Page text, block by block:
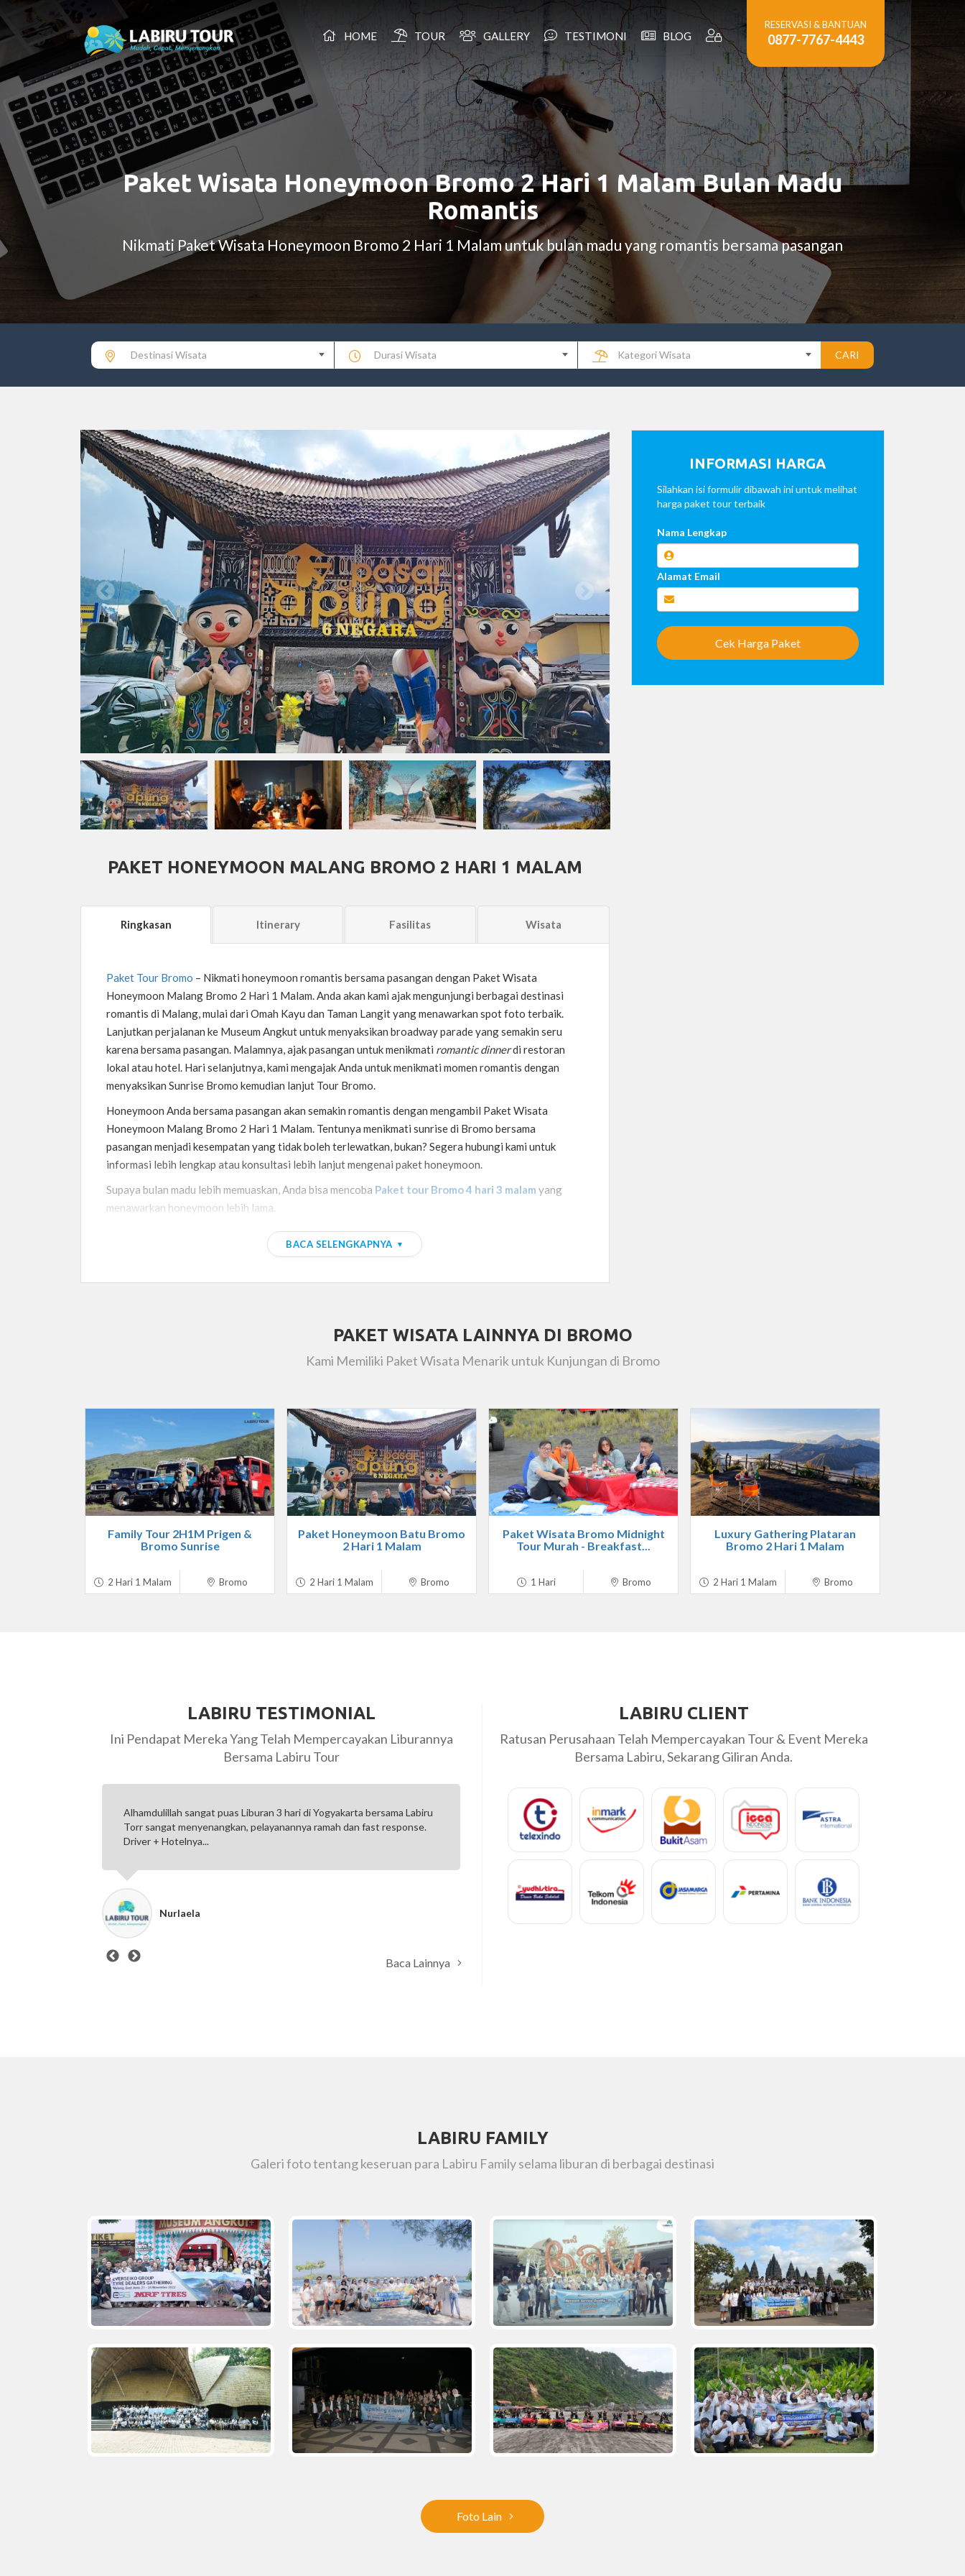
HOME TOUR GALLERY TESTIMONI BLOG
RESERVASI & BANTUAN
0877-7767-4443
Paket Wisata Honeymoon Bromo 2 Hari 1 Malam Bulan Madu
Romantis
Nikmati Paket Wisata Honeymoon Bromo 2 Hari 1 Malam untuk bulan madu yang romantis bersama pasangan
Destinasi Wisata Durasi Wisata Kategori Wisata CARI
PAKET HONEYMOON MALANG BROMO 2 HARI 1 MALAM
Ringkasan Itinerary Fasilitas Wisata
Paket Tour Bromo – Nikmati honeymoon romantis bersama pasangan dengan Paket Wisata
Honeymoon Malang Bromo 2 Hari 1 Malam. Anda akan kami ajak mengunjungi berbagai destinasi
romantis di Malang, mulai dari Omah Kayu dan Taman Langit yang menawarkan spot foto terbaik.
Lanjutkan perjalanan ke Museum Angkut untuk menyaksikan broadway parade yang semakin seru
karena bersama pasangan. Malamnya, ajak pasangan untuk menikmati romantic dinnerdi restoran
lokal atau hotel. Hari selanjutnya, kami mengajak Anda untuk menikmati momen romantis dengan
menyaksikan Sunrise Bromo kemudian lanjut Tour Bromo.
Honeymoon Anda bersama pasangan akan semakin romantis dengan mengambil Paket Wisata
Honeymoon Malang Bromo 2 Hari 1 Malam. Tentunya menikmati sunrise di Bromo bersama
pasangan menjadi kesempatan yang tidak boleh terlewatkan, bukan? Segera hubungi kami untuk
informasi lebih lengkap atau konsultasi lebih lanjut mengenai paket honeymoon.
Supaya bulan madu lebih memuaskan, Anda bisa mencoba Paket tour Bromo 4 hari 3 malam yang
menawarkan honeymoon lebih lama.
BACA SELENGKAPNYA
INFORMASI HARGA
Silahkan isi formulir dibawah ini untuk melihat
harga paket tour terbaik
Nama Lengkap
Alamat Email
Cek Harga Paket
PAKET WISATA LAINNYA DI BROMO
Kami Memiliki Paket Wisata Menarik untuk Kunjungan di Bromo
Family Tour 2H1M Prigen &
Bromo Sunrise
2 Hari 1 Malam Bromo
Paket Honeymoon Batu Bromo
2 Hari 1 Malam
2 Hari 1 Malam Bromo
Paket Wisata Bromo Midnight
Tour Murah - Breakfast...
1 Hari Bromo
Luxury Gathering Plataran
Bromo 2 Hari 1 Malam
2 Hari 1 Malam Bromo
LABIRU TESTIMONIAL
Ini Pendapat Mereka Yang Telah Mempercayakan Liburannya
Bersama Labiru Tour
3 hari di Yogyakarta bersama Labiru
ramah dan fast response.
Terima kasih Labiru ... kami sanagat puas dengan handling tour kami ...
Tour Leadernya sangat profesional dan care .... Semoga bisa
Jalan jalan full 2 hari pelayanan Labiru Tour mantap persiapan nya oke
tempat wisata nya bagus-bagus Belum semua ke kesambangi tempat
Yogyakarta nya mudah2...
PT Yudhistira Ghalia Indonesia
Baca Lainnya
LABIRU CLIENT
Ratusan Perusahaan Telah Mempercayakan Tour & Event Mereka
Bersama Labiru, Sekarang Giliran Anda.
LABIRU FAMILY
Galeri foto tentang keseruan para Labiru Family selama liburan di berbagai destinasi
Foto Lain